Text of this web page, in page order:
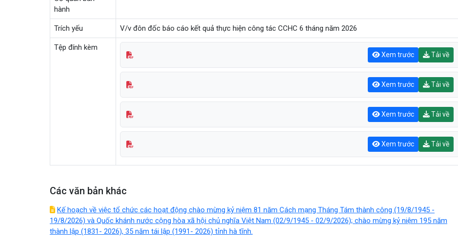
hành
Trích yếu V/v đôn đốc báo cáo kết quả thực hiện công tác CCHC 6 tháng năm 2026
Tệp đính kèm
Xem trước Tải về
Xem trước Tải về
Xem trước Tải về
Xem trước Tải về
Các văn bản khác
Kế hoạch về việc tổ chức các hoạt động chào mừng kỷ niệm 81 năm Cách mạng Tháng Tám thành công (19/8/1945 -
19/8/2026) và Quốc khánh nước cộng hòa xã hội chủ nghĩa Việt Nam (02/9/1945 - 02/9/2026); chào mừng kỷ niệm 195 năm
thành lập (1831- 2026), 35 năm tái lập (1991- 2026) tỉnh hà tĩnh.